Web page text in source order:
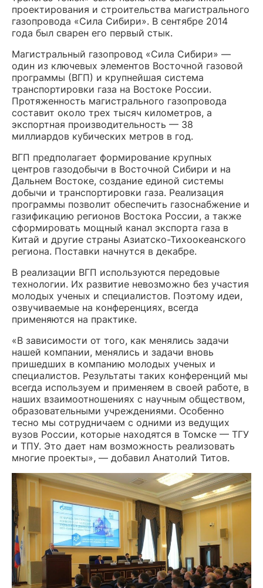
проектирования и строительства магистрального
газопровода «Сила Сибири». В сентябре 2014
года был сварен его первый стык.
Магистральный газопровод «Сила Сибири» —
один из ключевых элементов Восточной газовой
программы (ВГП) и крупнейшая система
транспортировки газа на Востоке России.
Протяженность магистрального газопровода
составит около трех тысяч километров, а
экспортная производительность — 38
миллиардов кубических метров в год.
ВГП предполагает формирование крупных
центров газодобычи в Восточной Сибири и на
Дальнем Востоке, создание единой системы
добычи и транспортировки газа. Реализация
программы позволит обеспечить газоснабжение и
газификацию регионов Востока России, а также
сформировать мощный канал экспорта газа в
Китай и другие страны Азиатско-Тихоокеанского
региона. Поставки начнутся в декабре.
В реализации ВГП используются передовые
технологии. Их развитие невозможно без участия
молодых ученых и специалистов. Поэтому идеи,
озвучиваемые на конференциях, всегда
применяются на практике.
«В зависимости от того, как менялись задачи
нашей компании, менялись и задачи вновь
пришедших в компанию молодых ученых и
специалистов. Результаты таких конференций мы
всегда используем и применяем в своей работе, в
наших взаимоотношениях с научным обществом,
образовательными учреждениями. Особенно
тесно мы сотрудничаем с одними из ведущих
вузов России, которые находятся в Томске — ТГУ
и ТПУ. Это дает нам возможность реализовать
многие проекты», — добавил Анатолий Титов.